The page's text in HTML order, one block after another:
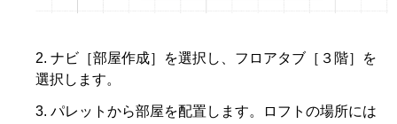
ナビ［部屋作成］を選択し、フロアタブ［３階］を
選択します。
パレットから部屋を配置します。ロフトの場所には